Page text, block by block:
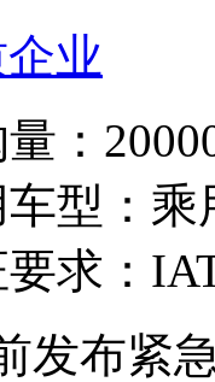
业
：
型： 乘
求：
发布紧